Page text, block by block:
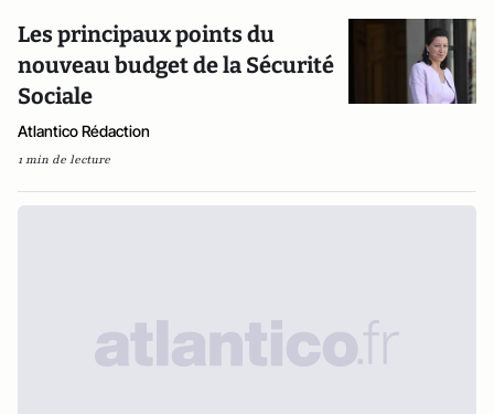
Les principaux points du
nouveau budget de la Sécurité
Sociale
Atlantico Rédaction
1 min de lecture